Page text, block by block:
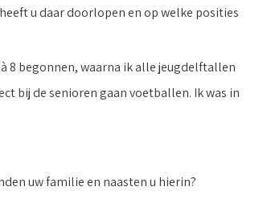
u daar doorlopen en op welke posities
8 begonnen, waarna ik alle jeugdelftallen
bij de senioren gaan voetballen. Ik was in
uw familie en naasten u hierin?